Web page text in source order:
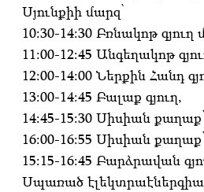
Սյունքիի մարզ՝
10:30-14:30 Բռնակոթ
11:00-12:45 Անգեղակոթ
12:00-14:00 Ներքին Հանդ
13:00-14:45 Բալաք գյուղ,
14:45-15:30 Սիսիան
16:00-16:55 Սիսիան
15:15-16:45 Բարձրավան
Սպառած